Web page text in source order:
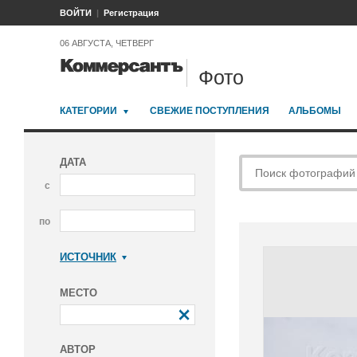
ВОЙТИ Регистрация
06 АВГУСТА, ЧЕТВЕРГ
Фото
КАТЕГОРИИ СВЕЖИЕ ПОСТУПЛЕНИЯ АЛЬБОМЫ
ДАТА
с
по
ИСТОЧНИК
МЕСТО
АВТОР